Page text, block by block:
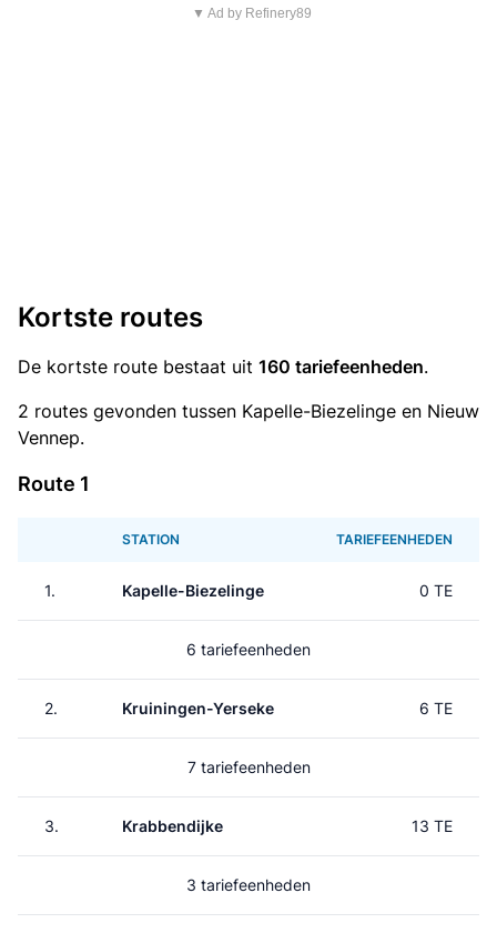
▼ Ad by Refinery89
Kortste routes
De kortste route bestaat uit 160 tariefeenheden.
2 routes gevonden tussen Kapelle-Biezelinge en Nieuw
Vennep.
Route 1
STATION TARIEFEENHEDEN
1. Kapelle-Biezelinge 0 TE
6 tariefeenheden
2. Kruiningen-Yerseke 6 TE
7 tariefeenheden
3. Krabbendijke 13 TE
3 tariefeenheden